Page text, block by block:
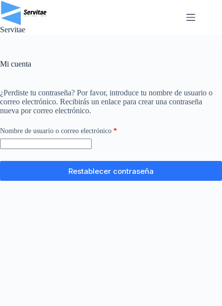
Saltar
al
contenido
Servitae
Mi cuenta
¿Perdiste tu contraseña? Por favor, introduce tu nombre de usuario o
correo electrónico. Recibirás un enlace para crear una contraseña
nueva por correo electrónico.
Nombre de usuario o correo electrónico *Obligatorio
Restablecer contraseña